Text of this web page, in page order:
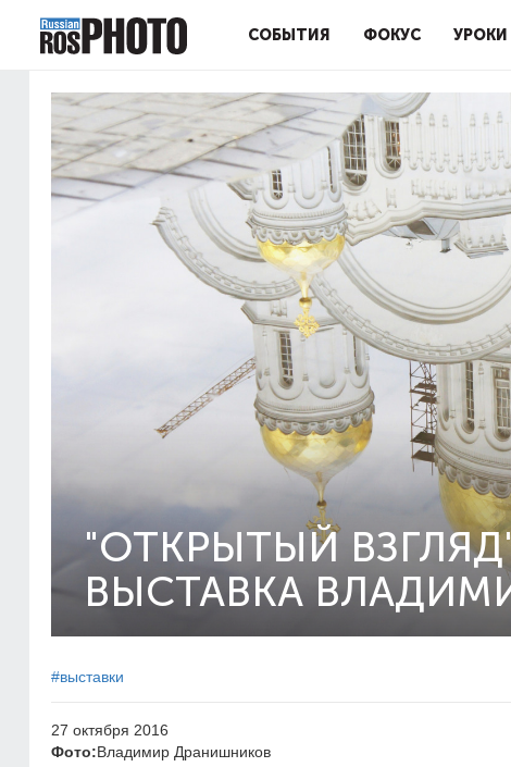
СОБЫТИЯ ФОКУС УРОКИ
"ОТКРЫТЫЙ
ВЫСТАВКА
#выставки
27 октября 2016
Фото:Владимир Дранишников